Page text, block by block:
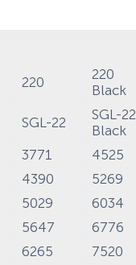
220
220
Black
SGL-22
SGL-22
Black
3771 4525
4390 5269
5029 6034
5647 6776
6265 7520